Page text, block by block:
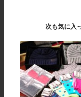
次も気に入